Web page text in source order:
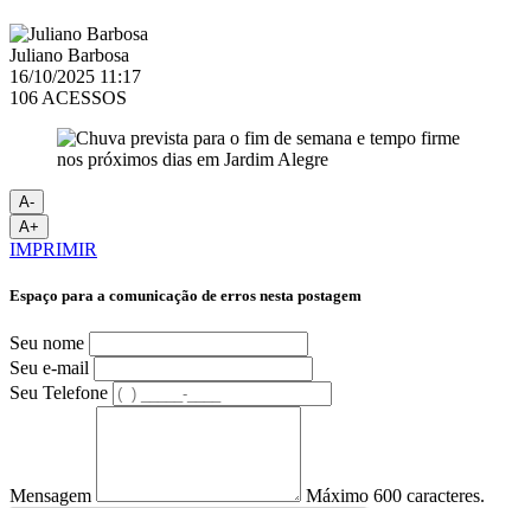
Juliano Barbosa
16/10/2025 11:17
106 ACESSOS
A-
A+
IMPRIMIR
Espaço para a comunicação de erros nesta postagem
Seu nome
Seu e-mail
Seu Telefone
Mensagem Máximo 600 caracteres.